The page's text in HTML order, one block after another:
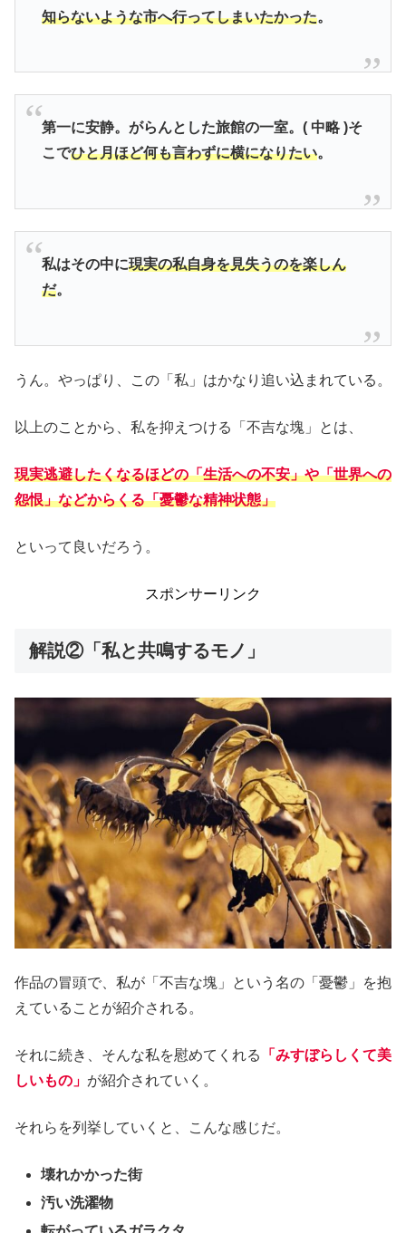
知らないような市へ行ってしまいたかった。
第一に安静。がらんとした旅館の一室。( 中略 )そ
こでひと月ほど何も言わずに横になりたい。
私はその中に現実の私自身を見失うのを楽しん
だ。
うん。やっぱり、この「私」はかなり追い込まれている。
以上のことから、私を抑えつける「不吉な塊」とは、
現実逃避したくなるほどの「生活への不安」や「世界への
怨恨」などからくる「憂鬱な精神状態」
といって良いだろう。
スポンサーリンク
解説②「私と共鳴するモノ」
作品の冒頭で、私が「不吉な塊」という名の「憂鬱」を抱
えていることが紹介される。
それに続き、そんな私を慰めてくれる
「みすぼらしくて美
しいもの」 が紹介されていく。
それらを列挙していくと、こんな感じだ。
壊れかかった街
汚い洗濯物